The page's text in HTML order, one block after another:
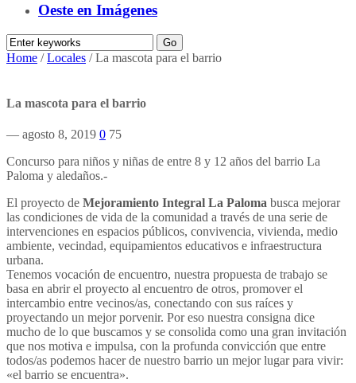
Oeste en Imágenes
Home /Locales /La mascota para el barrio
La mascota para el barrio
— agosto 8, 2019 0 75
Concurso para niños y niñas de entre 8 y 12 años del barrio La
Paloma y aledaños.-
El proyecto de Mejoramiento Integral La Paloma busca mejorar
las condiciones de vida de la comunidad a través de una serie de
intervenciones en espacios públicos, convivencia, vivienda, medio
ambiente, vecindad, equipamientos educativos e infraestructura
urbana.
Tenemos vocación de encuentro, nuestra propuesta de trabajo se
basa en abrir el proyecto al encuentro de otros, promover el
intercambio entre vecinos/as, conectando con sus raíces y
proyectando un mejor porvenir. Por eso nuestra consigna dice
mucho de lo que buscamos y se consolida como una gran invitación
que nos motiva e impulsa, con la profunda convicción que entre
todos/as podemos hacer de nuestro barrio un mejor lugar para vivir:
«el barrio se encuentra».